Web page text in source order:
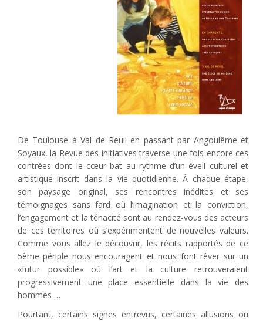
De Toulouse à Val de Reuil en passant par Angoulême et
Soyaux, la Revue des initiatives traverse une fois encore ces
contrées dont le cœur bat au rythme d’un éveil culturel et
artistique inscrit dans la vie quotidienne. À chaque étape,
son paysage original, ses rencontres inédites et ses
témoignages sans fard où l’imagination et la conviction,
l’engagement et la ténacité sont au rendez-vous des acteurs
de ces territoires où s’expérimentent de nouvelles valeurs.
Comme vous allez le découvrir, les récits rapportés de ce
5ème périple nous encouragent et nous font rêver sur un
«futur possible» où l’art et la culture retrouveraient
progressivement une place essentielle dans la vie des
hommes …
Pourtant, certains signes entrevus, certaines allusions ou